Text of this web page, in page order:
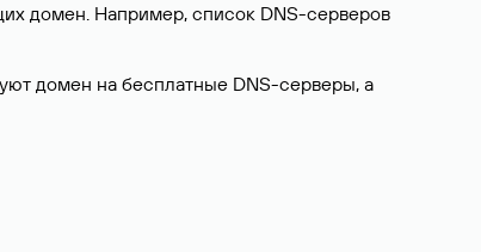
домен. Например, список DNS-серверов
домен на бесплатные DNS-серверы, а